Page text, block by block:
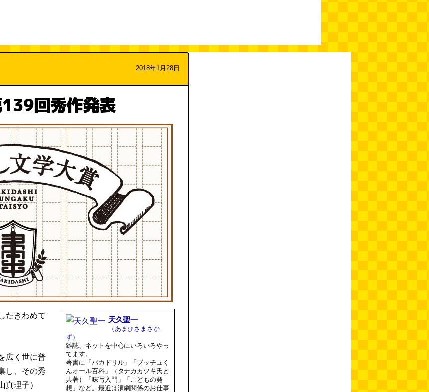
2018年1月28日
回秀作発表
たきわめて
広く世に普
し、その秀
真理子）
天久聖一
（あまひさまさか
ず）
雑誌、ネットを中心にいろいろやっ
てます。
著書に「バカドリル」「ブッチュく
んオール百科」（タナカカツキ氏と
共著）「味写入門」「こどもの発
想」など。最近は演劇関係のお仕事